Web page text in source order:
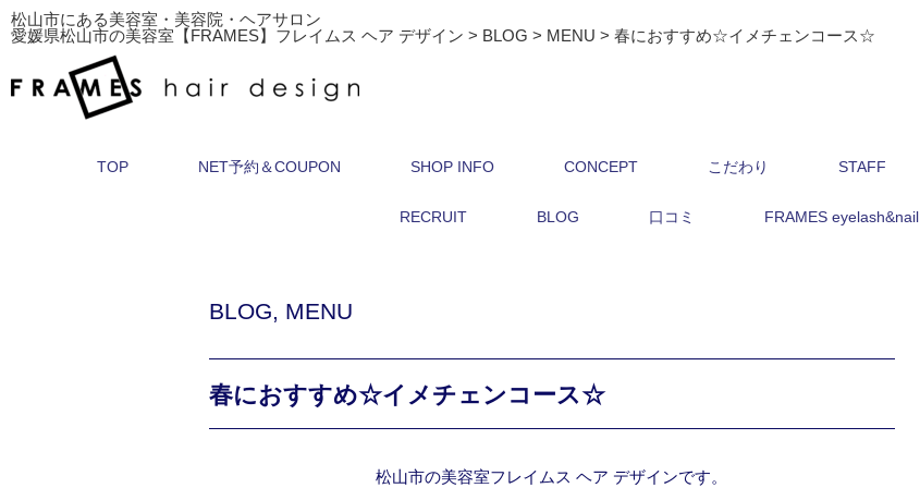
松山市にある美容室・美容院・ヘアサロン
愛媛県松山市の美容室【FRAMES】フレイムス ヘア デザイン > BLOG > MENU > 春におすすめ☆イメチェンコース☆
TOP NET予約＆COUPON SHOP INFO CONCEPT こだわり STAFF
RECRUIT BLOG 口コミ FRAMES eyelash&nail
BLOG, MENU
春におすすめ☆イメチェンコース☆
松山市の美容室フレイムス ヘア デザインです。